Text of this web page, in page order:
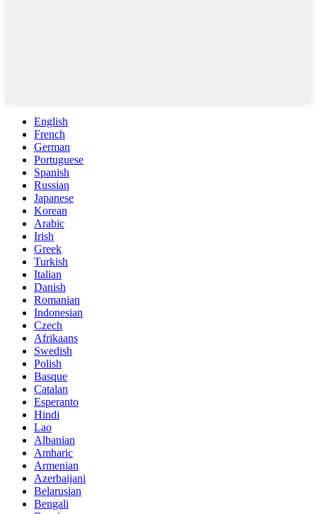
English
French
German
Portuguese
Spanish
Russian
Japanese
Korean
Arabic
Irish
Greek
Turkish
Italian
Danish
Romanian
Indonesian
Czech
Afrikaans
Swedish
Polish
Basque
Catalan
Esperanto
Hindi
Lao
Albanian
Amharic
Armenian
Azerbaijani
Belarusian
Bengali